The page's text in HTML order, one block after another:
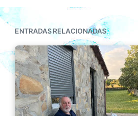
ENTRADAS RELACIONADAS